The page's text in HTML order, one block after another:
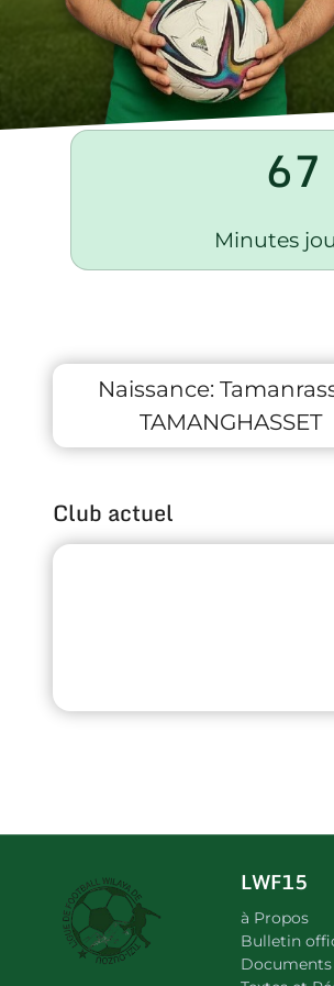
67
Minutes
Naissance:
TAMANGHASSET
Club actuel
LWF15
à Propos
Bulletin
Documents